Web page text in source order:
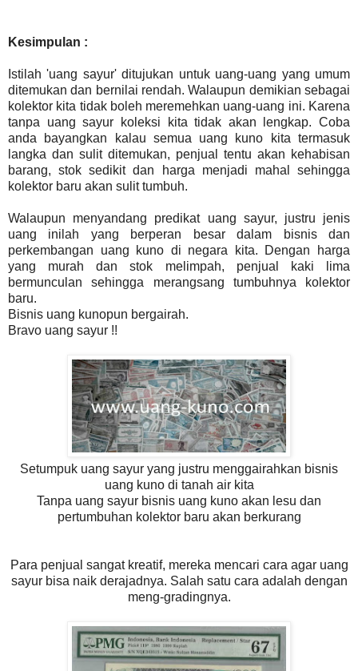
Kesimpulan :
Istilah 'uang sayur' ditujukan untuk uang-uang yang umum
ditemukan dan bernilai rendah. Walaupun demikian sebagai
kolektor kita tidak boleh meremehkan uang-uang ini. Karena
tanpa uang sayur koleksi kita tidak akan lengkap. Coba
anda bayangkan kalau semua uang kuno kita termasuk
langka dan sulit ditemukan, penjual tentu akan kehabisan
barang, stok sedikit dan harga menjadi mahal sehingga
kolektor baru akan sulit tumbuh.
Walaupun menyandang predikat uang sayur, justru jenis
uang inilah yang berperan besar dalam bisnis dan
perkembangan uang kuno di negara kita. Dengan harga
yang murah dan stok melimpah, penjual kaki lima
bermunculan sehingga merangsang tumbuhnya kolektor
baru.
Bisnis uang kunopun bergairah.
Bravo uang sayur !!
Setumpuk uang sayur yang justru menggairahkan bisnis
uang kuno di tanah air kita
Tanpa uang sayur bisnis uang kuno akan lesu dan
pertumbuhan kolektor baru akan berkurang
Para penjual sangat kreatif, mereka mencari cara agar uang
sayur bisa naik derajadnya. Salah satu cara adalah dengan
meng-gradingnya.